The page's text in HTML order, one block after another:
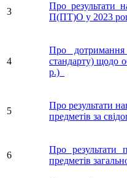
3
Про результати
П(ПТ)О у 2023
4
Про дотримання
стандарту) щодо
р.)
5
Про результати
предметів за
6
Про результати
предметів